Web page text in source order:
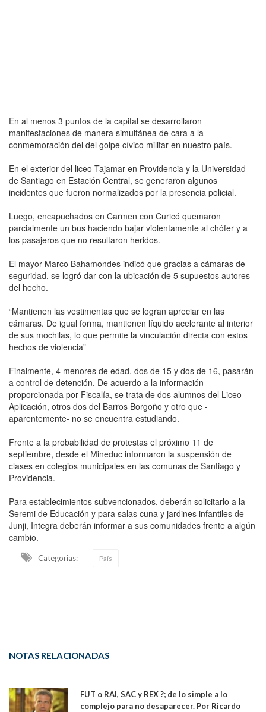
En al menos 3 puntos de la capital se desarrollaron
manifestaciones de manera simultánea de cara a la
conmemoración del del golpe cívico militar en nuestro país.
En el exterior del liceo Tajamar en Providencia y la Universidad
de Santiago en Estación Central, se generaron algunos
incidentes que fueron normalizados por la presencia policial.
Luego, encapuchados en Carmen con Curicó quemaron
parcialmente un bus haciendo bajar violentamente al chófer y a
los pasajeros que no resultaron heridos.
El mayor Marco Bahamondes indicó que gracias a cámaras de
seguridad, se logró dar con la ubicación de 5 supuestos autores
del hecho.
“Mantienen las vestimentas que se logran apreciar en las
cámaras. De igual forma, mantienen líquido acelerante al interior
de sus mochilas, lo que permite la vinculación directa con estos
hechos de violencia”
Finalmente, 4 menores de edad, dos de 15 y dos de 16, pasarán
a control de detención. De acuerdo a la información
proporcionada por Fiscalía, se trata de dos alumnos del Liceo
Aplicación, otros dos del Barros Borgoño y otro que -
aparentemente- no se encuentra estudiando.
Frente a la probabilidad de protestas el próximo 11 de
septiembre, desde el Mineduc informaron la suspensión de
clases en colegios municipales en las comunas de Santiago y
Providencia.
Para establecimientos subvencionados, deberán solicitarlo a la
Seremi de Educación y para salas cuna y jardines infantiles de
Junji, Integra deberán informar a sus comunidades frente a algún
cambio.
Categorias: País
NOTAS RELACIONADAS
FUT o RAI, SAC y REX ?; de lo simple a lo
complejo para no desaparecer. Por Ricardo